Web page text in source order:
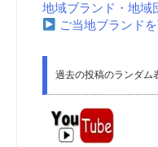
地域ブランド・地域
ご当地ブランド
過去の投稿のランダム